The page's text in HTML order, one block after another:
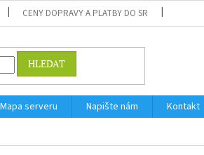
CENY DOPRAVY A PLATBY DO SR
HLEDAT
Mapa serveru Napište nám
Kontakt